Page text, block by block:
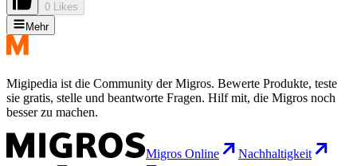
0 Likes
Mehr
Migipedia ist die Community der Migros. Bewerte Produkte, teste
sie gratis, stelle und beantworte Fragen. Hilf mit, die Migros noch
besser zu machen.
Migros Online Nachhaltigkeit